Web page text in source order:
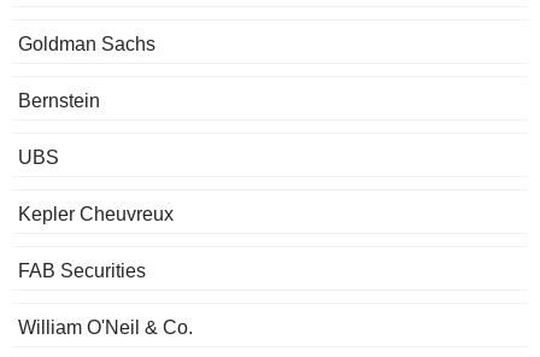
Goldman Sachs
Bernstein
UBS
Kepler Cheuvreux
FAB Securities
William O'Neil & Co.